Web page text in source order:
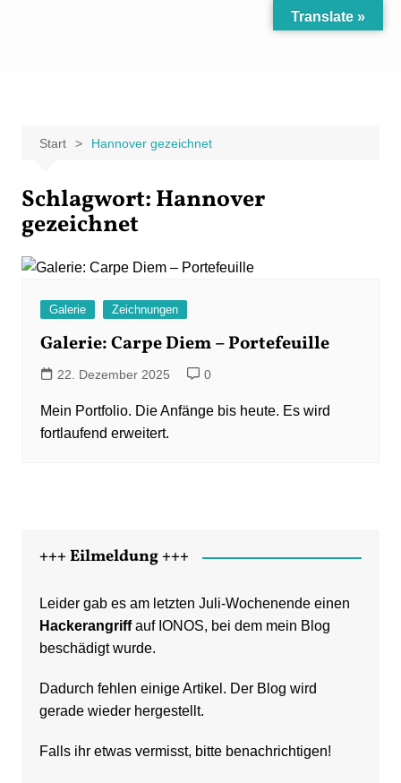
Start Hannover gezeichnet
Schlagwort:Hannover
gezeichnet
Galerie Zeichnungen
Galerie: Carpe Diem – Portefeuille
22. Dezember 2025 0
Mein Portfolio. Die Anfänge bis heute. Es wird
fortlaufend erweitert.
+++ Eilmeldung +++
Leider gab es am letzten Juli-Wochenende einen
Hackerangriffauf IONOS, bei dem mein Blog
beschädigt wurde.
Dadurch fehlen einige Artikel. Der Blog wird
gerade wieder hergestellt.
Falls ihr etwas vermisst, bitte benachrichtigen!
Translate »